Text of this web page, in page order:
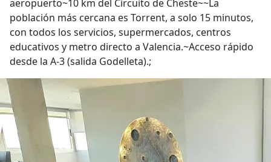
aeropuerto~10 km del Circuito de Cheste~~La
población más cercana es Torrent, a solo 15 minutos,
con todos los servicios, supermercados, centros
educativos y metro directo a Valencia.~Acceso rápido
desde la A-3 (salida Godelleta).;